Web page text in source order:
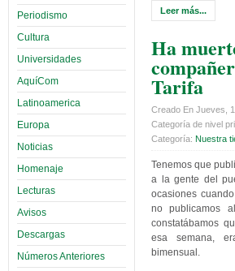
Periodismo
Cultura
Universidades
AquíCom
Latinoamerica
Europa
Noticias
Homenaje
Lecturas
Avisos
Descargas
Números Anteriores
Leer más...
Ha
Tarifa
Creado En Jueves,
Categoría de nivel
Categoría: Nuestra
Tenemos que
a la gente del
ocasiones
no publicamos
constatábamos
esa semana,
bimensual.